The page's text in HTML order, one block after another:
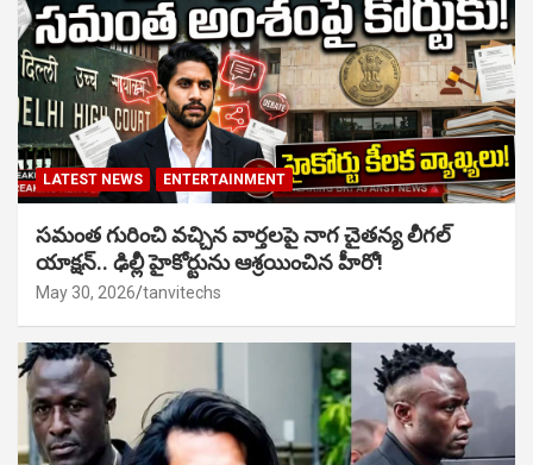
LATEST NEWS ENTERTAINMENT
సమంత గురించి వచ్చిన వార్తలపై నాగ చైతన్య లీగల్
యాక్షన్.. ఢిల్లీ హైకోర్టును ఆశ్రయించిన హీరో!
May 30, 2026 tanvitechs